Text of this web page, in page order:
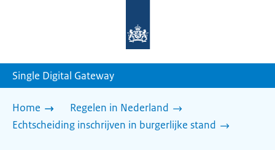
homepage
Single Digital Gateway
Home
Regelen in Nederland
Echtscheiding inschrijven in burgerlijke stand